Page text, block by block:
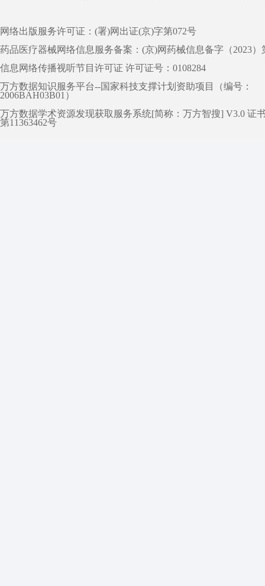
网络出版服务许可证：(署)网出证(京)字第072号
药品医疗器械网络信息服务备案：(京)网药械信息备字（2023）
信息网络传播视听节目许可证 许可证号：0108284
万方数据知识服务平台--国家科技支撑计划资助项目（编号：
2006BAH03B01）
万方数据学术资源发现获取服务系统[简称：万方智搜] V3.0 证
第11363462号